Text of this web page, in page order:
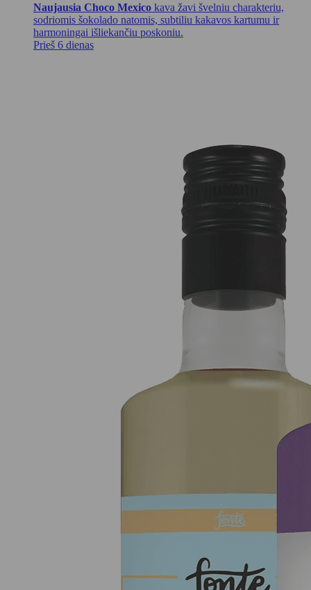
Naujausia Choco Mexico kava žavi švelniu charakteriu,
sodriomis šokolado natomis, subtiliu kakavos kartumu ir
harmoningai išliekančiu poskoniu.
Prieš 6 dienas